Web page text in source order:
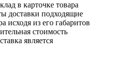
в карточке товара
доставки подходящие
исходя из его габаритов
стоимость
является